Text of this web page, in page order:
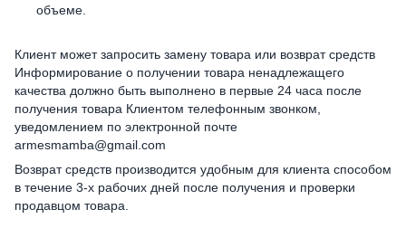
объеме.
Клиент может запросить замену товара или возврат средств
Информирование о получении товара ненадлежащего
качества должно быть выполнено в первые 24 часа после
получения товара Клиентом телефонным звонком,
уведомлением по электронной почте
armesmamba@gmail.com
Возврат средств производится удобным для клиента способом
в течение 3-х рабочих дней после получения и проверки
продавцом товара.